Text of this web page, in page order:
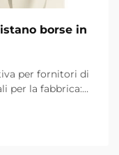
borse in
per fornitori di
per la fabbrica:
si valutano i
quelli